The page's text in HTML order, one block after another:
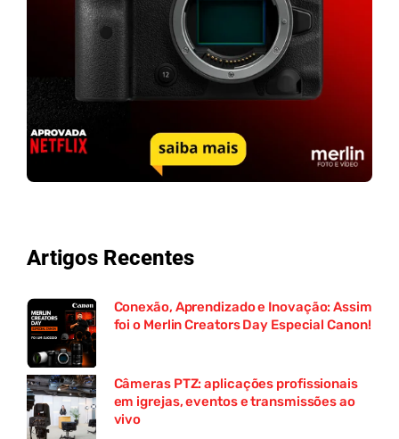
Artigos Recentes
Conexão, Aprendizado e Inovação: Assim
foi o Merlin Creators Day Especial Canon!
Câmeras PTZ: aplicações profissionais
em igrejas, eventos e transmissões ao
vivo